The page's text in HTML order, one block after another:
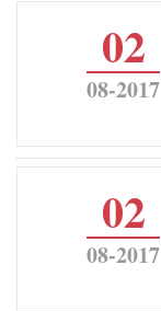
02
08-2017
02
08-2017